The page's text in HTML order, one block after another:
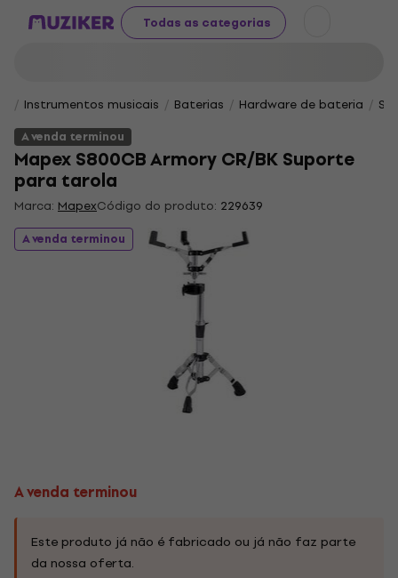
Todas as categorias
Instrumentos musicais Baterias Hardware de bateria
A venda terminou
Mapex S800CB Armory CR/BK Suporte
para tarola
Marca: MapexCódigo do produto: 229639
A venda terminou
A venda terminou
Este produto já não é fabricado ou já não faz parte
da nossa oferta.